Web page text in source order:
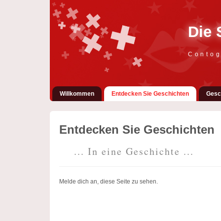
Die
Willkommen Entdecken Sie Geschichten
Entdecken Sie Geschichten
... In eine Geschichte ...
Melde dich an, diese Seite zu sehen.